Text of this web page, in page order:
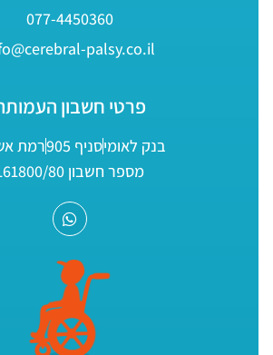
077-4450360
palsy.co.il
פרטי חשבון
בנק לאומיסניף 905
רמת
מספר חשבון 161800/80